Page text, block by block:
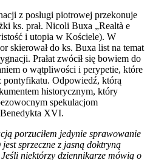
z posługi piotrowej przekonuje
ks. prał. Nicoli Buxa „Realtà e
i utopia w Kościele). W
skierował do ks. Buxa list na temat
Prałat zwócił się bowiem do
o wątpliwości i perypetie, które
pontyfikatu. Odpowiedź, którą
historycznym, który
spekulacjom
XVI.
porzuciłem jedynie sprawowanie
jest sprzeczne z jasną doktryną
niektórzy dziennikarze mówią o